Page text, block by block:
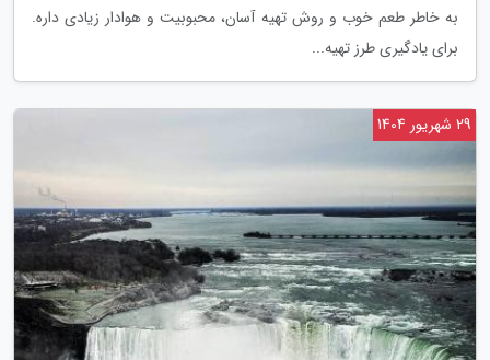
به خاطر طعم خوب و روش تهیه آسان، محبوبیت و هوادار زیادی داره.
برای یادگیری طرز تهیه...
29 شهریور 1404